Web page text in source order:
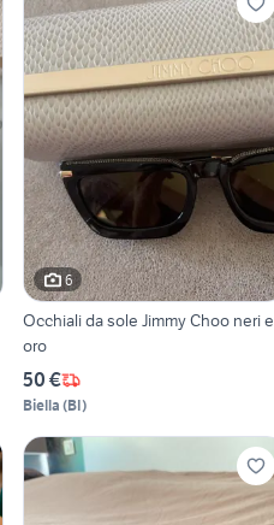
6
Occhiali da sole Jimmy Choo neri e
oro
50 €
Biella (BI)